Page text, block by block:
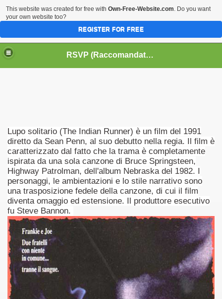
HOME BIOGRAFIE
CINEMA
DATABASE LIBRI
LIBRI
MUSICA
RSVP (Raccomandati Se Vi Piacciono)
Lupo solitario (The Indian Runner) è un film del 1991
diretto da Sean Penn, al suo debutto nella regia. Il film è
caratterizzato dal fatto che la trama è completamente
ispirata da una sola canzone di Bruce Springsteen,
Highway Patrolman, dell'album Nebraska del 1982. I
personaggi, le ambientazioni e lo stile narrativo sono
una trasposizione fedele della canzone, di cui il film
diventa omaggio ed estensione. Il produttore esecutivo
fu Steve Bannon.
edizione del Premio Strega.
non piu esordiente, bensi ampiamente radicato nel
l'esordio enigmatico e avvincente di Marcello
This website was created for free with Own-Free-Website.com. Do you want
your own website too?
REGISTER FOR FREE